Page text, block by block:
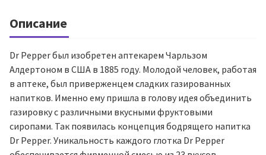
Описание
Dr Pepper был изобретен аптекарем Чарльзом
Алдертоном в США в 1885 году. Молодой человек, работая
в аптеке, был приверженцем сладких газированных
напитков. Именно ему пришла в голову идея объединить
газировку с различными вкусными фруктовыми
сиропами. Так появилась концепция бодрящего напитка
Dr Pepper. Уникальность каждого глотка Dr Pepper